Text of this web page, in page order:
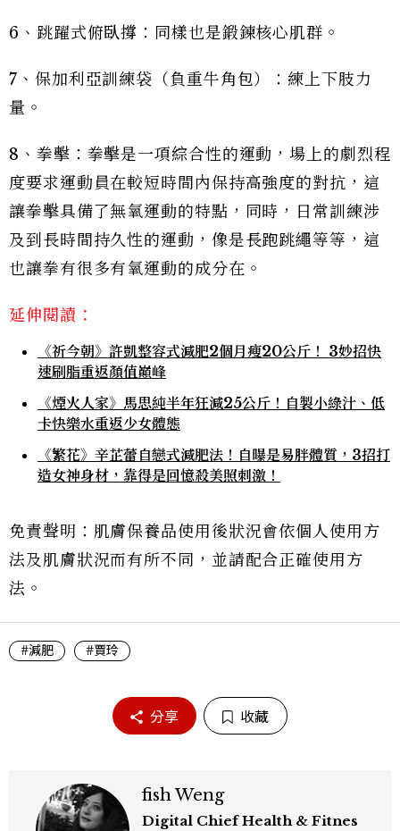
6、跳躍式俯臥撐：同樣也是鍛鍊核心肌群。
7、保加利亞訓練袋（負重牛角包）：練上下肢力
量。
8、拳擊：拳擊是一項綜合性的運動，場上的劇烈程
度要求運動員在較短時間內保持高強度的對抗，這
讓拳擊具備了無氧運動的特點，同時，日常訓練涉
及到長時間持久性的運動，像是長跑跳繩等等，這
也讓拳有很多有氧運動的成分在。
延伸閱讀：
《祈今朝》許凱整容式減肥2個月瘦20公斤！ 3妙招快
速刷脂重返顏值巔峰
《煙火人家》馬思純半年狂減25公斤！自製小綠汁、低
卡快樂水重返少女體態
《繁花》辛芷蕾自戀式減肥法！自曝是易胖體質，3招打
造女神身材，靠得是回憶殺美照刺激！
免責聲明：肌膚保養品使用後狀況會依個人使用方
法及肌膚狀況而有所不同，並請配合正確使用方
法。
#減肥 #賈玲
分享 收藏
fish Weng
Digital Chief Health & Fitnes